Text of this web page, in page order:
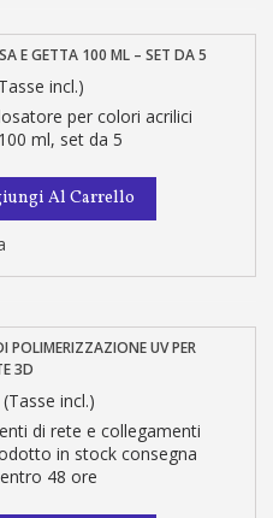
E GETTA 100 ML – SET DA 5
incl.)
per colori acrilici
ml, set da 5
Al Carrello
POLIMERIZZAZIONE UV PER
3D
(Tasse incl.)
di rete e collegamenti
in stock consegna
48 ore